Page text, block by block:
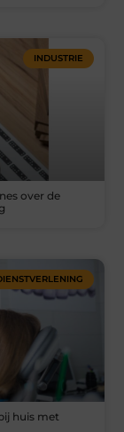
INDUSTRIE
over de
huis met